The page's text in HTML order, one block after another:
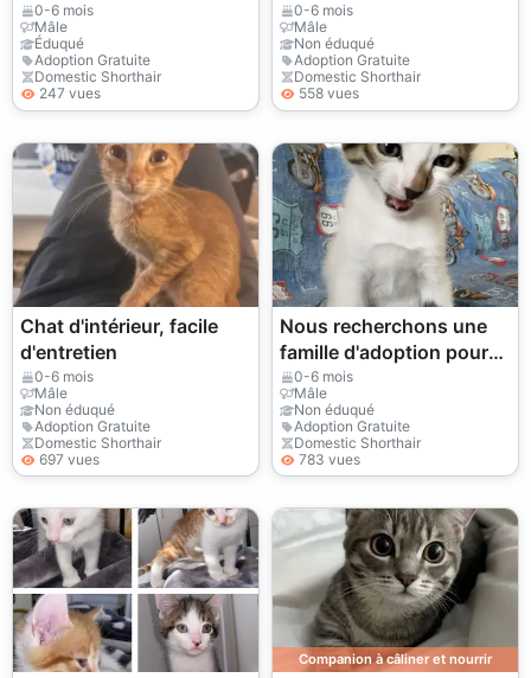
0-6 mois
Mâle
Éduqué
Adoption Gratuite
Domestic Shorthair
247 vues
0-6 mois
Mâle
Non éduqué
Adoption Gratuite
Domestic Shorthair
558 vues
Chat d'intérieur, facile
d'entretien
0-6 mois
Mâle
Non éduqué
Adoption Gratuite
Domestic Shorthair
697 vues
Nous recherchons une
famille d'adoption pour
notre adorable chiot !
0-6 mois
Mâle
Non éduqué
Adoption Gratuite
Domestic Shorthair
783 vues
Companion à câliner et nourrir